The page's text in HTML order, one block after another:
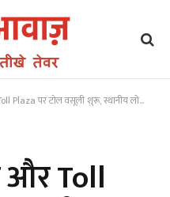
वसूली शुरू, स्थानीय लोगों के लिए इतने रुपयों मासिक पास की सुविधा
और Toll